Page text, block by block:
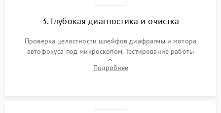
3. Глубокая диагностика и очистка
Проверка целостности шлейфов диафрагмы и мотора
автофокуса под микроскопом. Тестирование работы
электромагнитного привода. Очистка оптических элементов
от пыли, следов влаги и грибка спецрастворами без
Подробнее